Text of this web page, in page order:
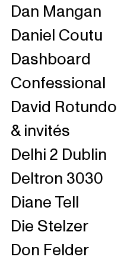
Dan Mangan
Daniel Coutu
Dashboard
Confessional
David Rotundo
& invités
Delhi 2 Dublin
Deltron 3030
Diane Tell
Die Stelzer
Don Felder